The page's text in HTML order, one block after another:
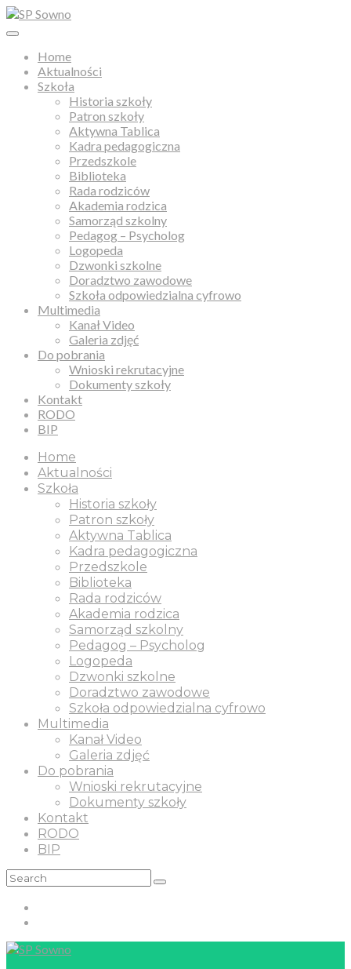
Home
Aktualności
Szkoła
Historia szkoły
Patron szkoły
Aktywna Tablica
Kadra pedagogiczna
Przedszkole
Biblioteka
Rada rodziców
Akademia rodzica
Samorząd szkolny
Pedagog – Psycholog
Logopeda
Dzwonki szkolne
Doradztwo zawodowe
Szkoła odpowiedzialna cyfrowo
Multimedia
Kanał Video
Galeria zdjęć
Do pobrania
Wnioski rekrutacyjne
Dokumenty szkoły
Kontakt
RODO
BIP
Home
Aktualności
Szkoła
Historia szkoły
Patron szkoły
Aktywna Tablica
Kadra pedagogiczna
Przedszkole
Biblioteka
Rada rodziców
Akademia rodzica
Samorząd szkolny
Pedagog – Psycholog
Logopeda
Dzwonki szkolne
Doradztwo zawodowe
Szkoła odpowiedzialna cyfrowo
Multimedia
Kanał Video
Galeria zdjęć
Do pobrania
Wnioski rekrutacyjne
Dokumenty szkoły
Kontakt
RODO
BIP